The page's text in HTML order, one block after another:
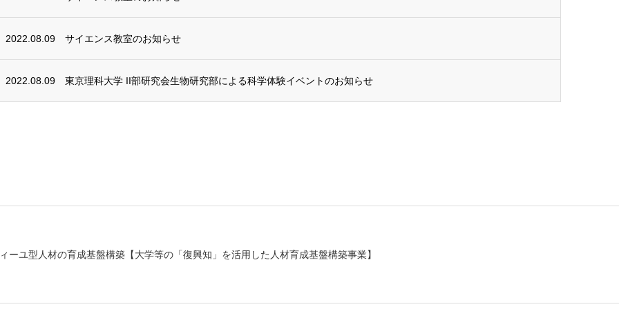
2022.08.09 サイエンス教室のお知らせ
2022.08.09 東京理科大学 II部研究会生物研究部による科学体験イベントのお知らせ
ーユ型人材の育成基盤構築【大学等の「復興知」を活用した人材育成基盤構築事業】